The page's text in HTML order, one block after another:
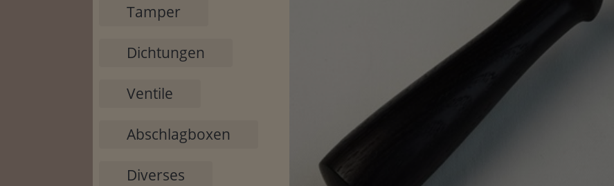
Tamper
Dichtungen
Ventile
Abschlagboxen
Diverses